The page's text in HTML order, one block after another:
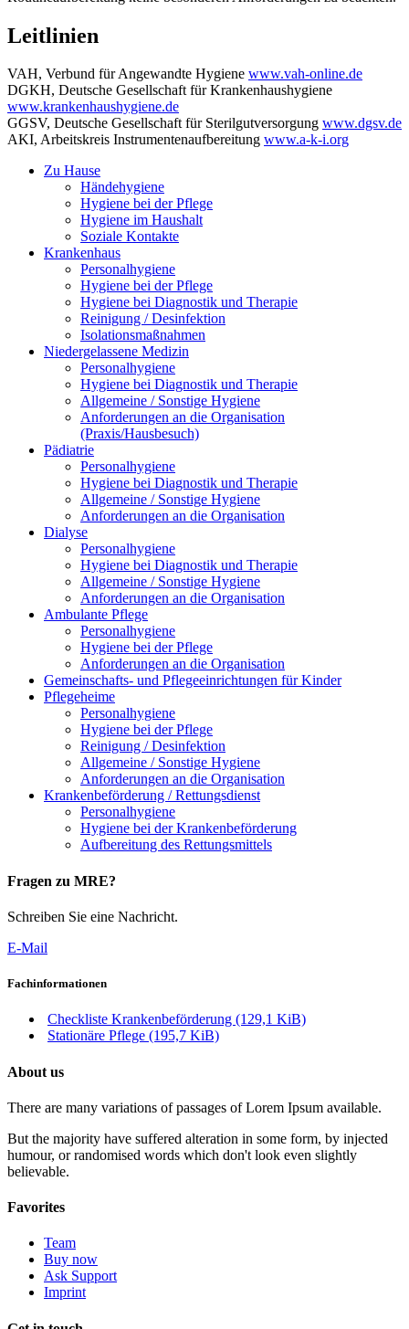
Leitlinien
VAH, Verbund für Angewandte Hygiene www.vah-online.de
DGKH, Deutsche Gesellschaft für Krankenhaushygiene
www.krankenhaushygiene.de
GGSV, Deutsche Gesellschaft für Sterilgutversorgung www.dgsv.de
AKI, Arbeitskreis Instrumentenaufbereitung www.a-k-i.org
Zu Hause
Händehygiene
Hygiene bei der Pflege
Hygiene im Haushalt
Soziale Kontakte
Krankenhaus
Personalhygiene
Hygiene bei der Pflege
Hygiene bei Diagnostik und Therapie
Reinigung / Desinfektion
Isolationsmaßnahmen
Niedergelassene Medizin
Personalhygiene
Hygiene bei Diagnostik und Therapie
Allgemeine / Sonstige Hygiene
Anforderungen an die Organisation
(Praxis/Hausbesuch)
Pädiatrie
Personalhygiene
Hygiene bei Diagnostik und Therapie
Allgemeine / Sonstige Hygiene
Anforderungen an die Organisation
Dialyse
Personalhygiene
Hygiene bei Diagnostik und Therapie
Allgemeine / Sonstige Hygiene
Anforderungen an die Organisation
Ambulante Pflege
Personalhygiene
Hygiene bei der Pflege
Anforderungen an die Organisation
Gemeinschafts- und Pflegeeinrichtungen für Kinder
Pflegeheime
Personalhygiene
Hygiene bei der Pflege
Reinigung / Desinfektion
Allgemeine / Sonstige Hygiene
Anforderungen an die Organisation
Krankenbeförderung / Rettungsdienst
Personalhygiene
Hygiene bei der Krankenbeförderung
Aufbereitung des Rettungsmittels
Fragen zu MRE?
Schreiben Sie eine Nachricht.
E-Mail
Fachinformationen
Checkliste Krankenbeförderung (129,1 KiB)
Stationäre Pflege (195,7 KiB)
About us
There are many variations of passages of Lorem Ipsum available.
But the majority have suffered alteration in some form, by injected
humour, or randomised words which don't look even slightly
believable.
Favorites
Team
Buy now
Ask Support
Imprint